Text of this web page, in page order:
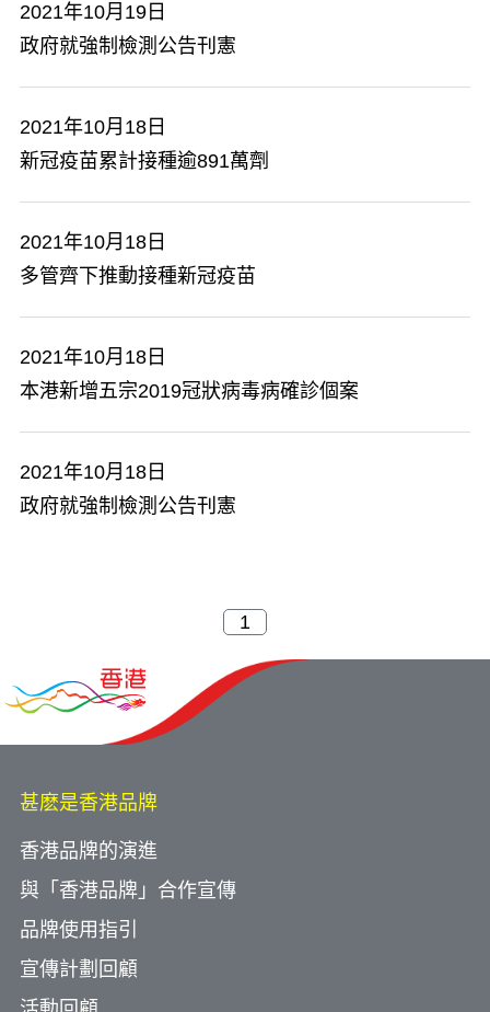
2021年10月19日
政府就強制檢測公告刊憲
2021年10月18日
新冠疫苗累計接種逾891萬劑
2021年10月18日
多管齊下推動接種新冠疫苗
2021年10月18日
本港新增五宗2019冠狀病毒病確診個案
2021年10月18日
政府就強制檢測公告刊憲
甚麽是香港品牌
香港品牌的演進
與「香港品牌」合作宣傳
品牌使用指引
宣傳計劃回顧